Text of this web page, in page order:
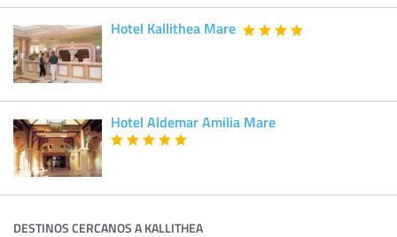
Hotel Kallithea Mare
Hotel Aldemar Amilia Mare
DESTINOS CERCANOS A KALLITHEA